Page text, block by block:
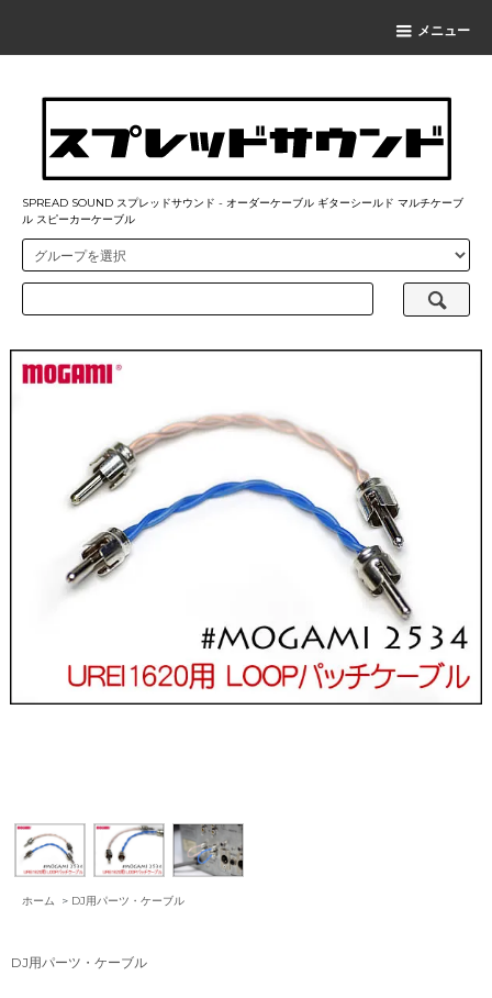
メニュー
SPREAD SOUND スプレッドサウンド - オーダーケーブル ギターシールド マルチケーブ
ル スピーカーケーブル
ホーム > DJ用パーツ・ケーブル
DJ用パーツ・ケーブル